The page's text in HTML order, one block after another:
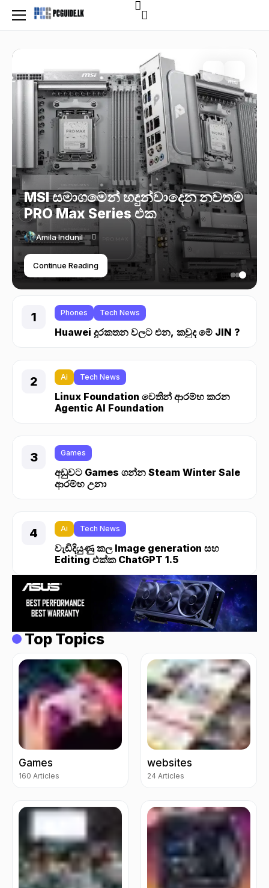
MSI සමාගමෙන් හදුන්වාදෙන නවතම
PRO Max Series එක
Amila Indunil
Continue Reading
Phones Tech News
Huawei දුරකතන වලට එන, කවුද මේ JIN ?
Ai Tech News
Linux Foundation වෙතින් ආරම්භ කරන
Agentic AI Foundation
Games
අඩුවට Games ගන්න Steam Winter Sale
ආරම්භ උනා
Ai Tech News
වැඩිදියුණු කල Image generation සහ
Editing එක්ක ChatGPT 1.5
Top Topics
Games
160 Articles
websites
24 Articles